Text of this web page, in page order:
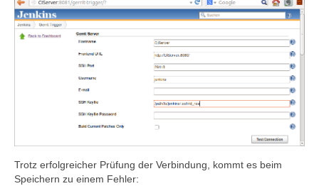
Trotz erfolgreicher Prüfung der Verbindung, kommt es beim
Speichern zu einem Fehler: